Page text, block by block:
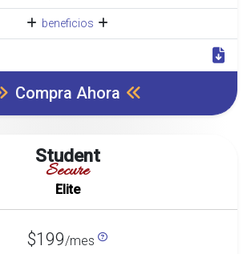
beneficios
Compra Ahora
Student
Secure
Elite
$199/mes